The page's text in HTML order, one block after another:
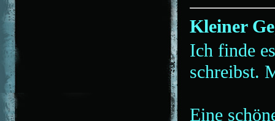
Kleiner
Ich finde
schreibst.
Eine